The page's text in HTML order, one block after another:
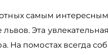
самым
Эта
На помостах всегда